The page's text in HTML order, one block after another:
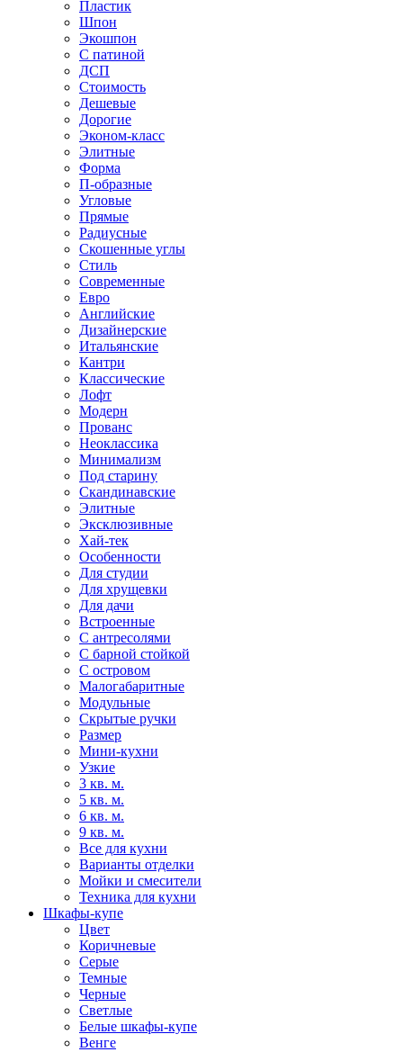
Пластик
Шпон
Экошпон
С патиной
ДСП
Стоимость
Дешевые
Дорогие
Эконом-класс
Элитные
Форма
П-образные
Угловые
Прямые
Радиусные
Скошенные углы
Стиль
Современные
Евро
Английские
Дизайнерские
Итальянские
Кантри
Классические
Лофт
Модерн
Прованс
Неоклассика
Минимализм
Под старину
Скандинавские
Элитные
Эксклюзивные
Хай-тек
Особенности
Для студии
Для хрущевки
Для дачи
Встроенные
С антресолями
С барной стойкой
С островом
Малогабаритные
Модульные
Скрытые ручки
Размер
Мини-кухни
Узкие
3 кв. м.
5 кв. м.
6 кв. м.
9 кв. м.
Все для кухни
Варианты отделки
Мойки и смесители
Техника для кухни
Шкафы-купе
Цвет
Коричневые
Серые
Темные
Черные
Светлые
Белые шкафы-купе
Венге